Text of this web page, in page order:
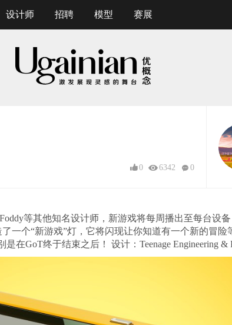
设计师 招聘 模型 赛展
0 6342 0
等其他知名设计师，新游戏将每周播出至每台设
一个“新游戏”灯，它将闪现让你知道有一个新的冒
在GoT终于结束之后！ 设计：Teenage Engineering &